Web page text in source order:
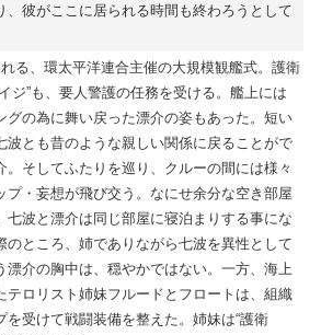
、彼がここに居られる時間も終わろうとして
る、環太平洋連合主催の大規模観艦式。護衛
ジ”も、要人警護の任務を受ける。艦上には
グの為に舞い戻った漂介の姿もあった。短い
波とも昔のような親しい関係に戻ることがで
。そしてふたりを巡り、クルーの間には様々
プ・妄想が飛び交う。なにせ余分な空き部屋
七波と漂介は同じ部屋に寝泊まりする事にな
のところ、姉でありながら七波を異性として
漂介の胸中は、穏やかではない。一方、海上
テロリスト姉妹フルードとフロートは、組織
を受けて戦闘装備を整えた。姉妹は“護衛